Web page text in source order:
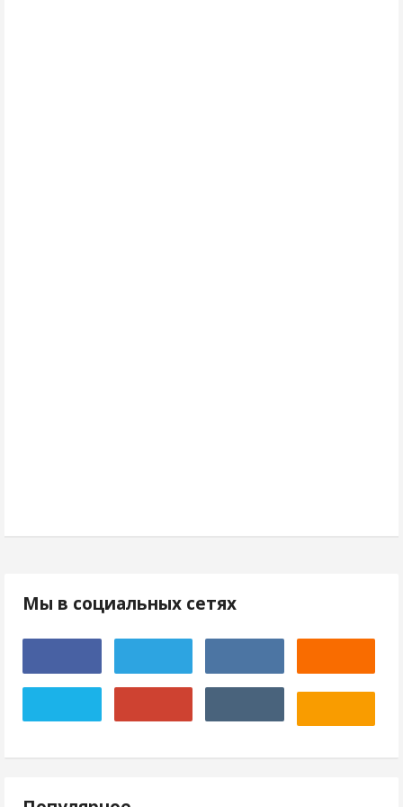
Мы в социальных сетях